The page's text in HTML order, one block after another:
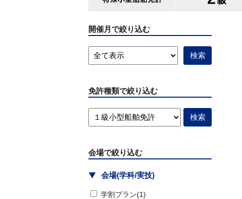
開催月で絞り込む
免許種類で絞り込む
会場で絞り込む
会場(学科/実技)
学割プラン(1)